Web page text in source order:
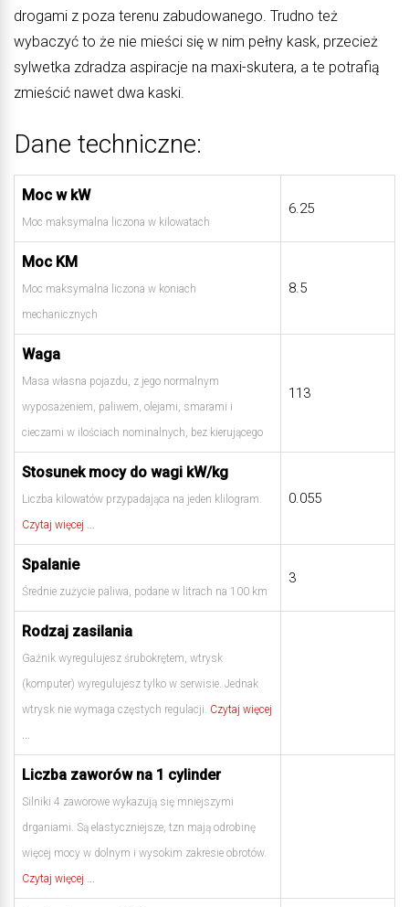
drogami z poza terenu zabudowanego. Trudno też
wybaczyć to że nie mieści się w nim pełny kask, przecież
sylwetka zdradza aspiracje na maxi-skutera, a te potrafią
zmieścić nawet dwa kaski.
Dane techniczne:
Moc w kW
Moc maksymalna liczona w kilowatach
6.25
Moc KM
Moc maksymalna liczona w koniach
mechanicznych
8.5
Waga
Masa własna pojazdu, z jego normalnym
wyposażeniem, paliwem, olejami, smarami i
cieczami w ilościach nominalnych, bez kierującego
113
Stosunek mocy do wagi kW/kg
Liczba kilowatów przypadająca na jeden klilogram.
Czytaj więcej ...
0.055
Spalanie
Średnie zużycie paliwa, podane w litrach na 100 km
3
Rodzaj zasilania
Gaźnik wyregulujesz śrubokrętem, wtrysk
(komputer) wyregulujesz tylko w serwisie. Jednak
wtrysk nie wymaga częstych regulacji. Czytaj więcej
...
Liczba zaworów na 1 cylinder
Silniki 4 zaworowe wykazują się mniejszymi
drganiami. Są elastyczniejsze, tzn mają odrobinę
więcej mocy w dolnym i wysokim zakresie obrotów.
Czytaj więcej ...